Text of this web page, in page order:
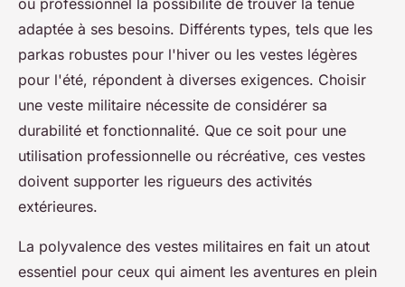
ou professionnel la possibilité de trouver la tenue
adaptée à ses besoins. Différents types, tels que les
parkas robustes pour l'hiver ou les vestes légères
pour l'été, répondent à diverses exigences. Choisir
une veste militaire nécessite de considérer sa
durabilité et fonctionnalité. Que ce soit pour une
utilisation professionnelle ou récréative, ces vestes
doivent supporter les rigueurs des activités
extérieures.
La polyvalence des vestes militaires en fait un atout
essentiel pour ceux qui aiment les aventures en plein